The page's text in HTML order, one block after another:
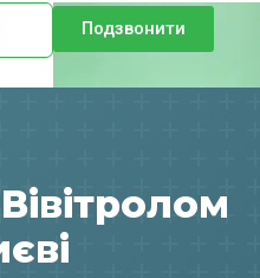
Подзвонити